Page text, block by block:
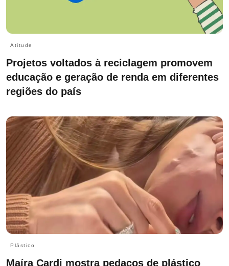
Atitude
Projetos voltados à reciclagem promovem
educação e geração de renda em diferentes
regiões do país
Plástico
Maíra Cardi mostra pedaços de plástico